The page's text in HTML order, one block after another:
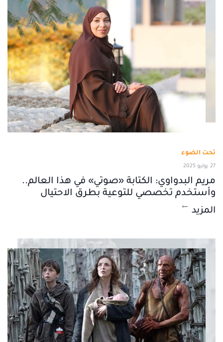
تحت الضوء
27 يوليو 2025
مريم البدواوي: الكتابة «صوتي» في هذا العالم..
وأستخدم تخصصي للتوعية بطرق الاحتيال
المزيد